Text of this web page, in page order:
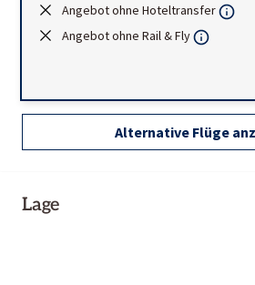
Angebot ohne Hoteltransfer
Angebot ohne Rail & Fly
Alternative Flüge
Lage